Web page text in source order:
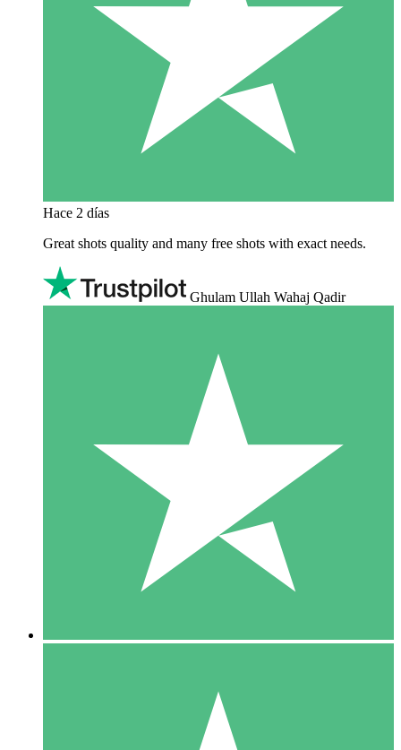
Hace 2 días
Great shots quality and many free shots with exact needs.
Ghulam Ullah Wahaj Qadir